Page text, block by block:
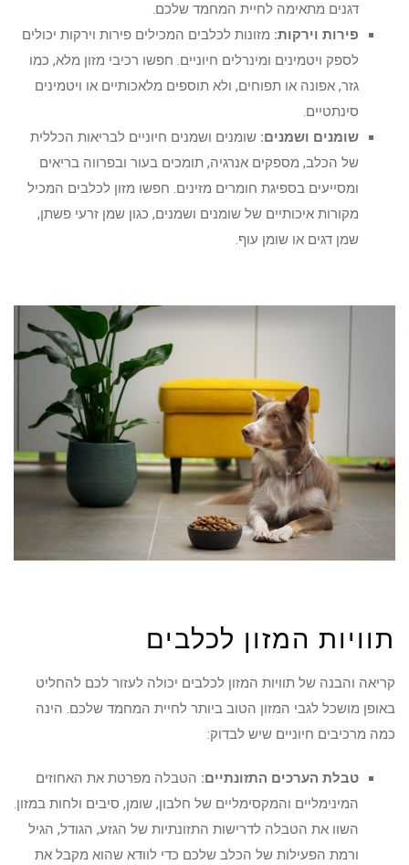
דגנים מתאימה לחיית המחמד שלכם.
פירות וירקות:מזונות לכלבים המכילים פירות וירקות יכולים
לספק ויטמינים ומינרלים חיוניים. חפשו רכיבי מזון מלא, כמו
גזר, אפונה או תפוחים, ולא תוספים מלאכותיים או ויטמינים
סינתטיים.
שומנים ושמנים:שומנים ושמנים חיוניים לבריאות הכללית
של הכלב, מספקים אנרגיה, תומכים בעור ובפרווה בריאים
ומסייעים בספיגת חומרים מזינים. חפשו מזון לכלבים המכיל
מקורות איכותיים של שומנים ושמנים, כגון שמן זרעי פשתן,
שמן דגים או שומן עוף.
תוויות המזון לכלבים
קריאה והבנה של תוויות המזון לכלבים יכולה לעזור לכם להחליט
באופן מושכל לגבי המזון הטוב ביותר לחיית המחמד שלכם. הינה
כמה מרכיבים חיוניים שיש לבדוק:
טבלת הערכים התזונתיים:הטבלה מפרטת את האחוזים
המינימליים והמקסימליים של חלבון, שומן, סיבים ולחות במזון.
השוו את הטבלה לדרישות התזונתיות של הגזע, הגודל, הגיל
ורמת הפעילות של הכלב שלכם כדי לוודא שהוא מקבל את